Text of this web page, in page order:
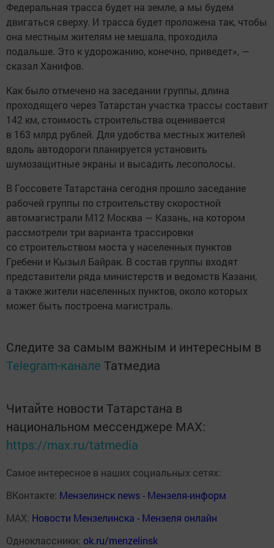
Федеральная трасса будет на земле, а мы будем
двигаться сверху. И трасса будет проложена так, чтобы
она местным жителям не мешала, проходила
подальше. Это к удорожанию, конечно, приведет», —
сказал Ханифов.
Как было отмечено на заседании группы, длина
проходящего через Татарстан участка трассы составит
142 км, стоимость строительства оценивается
в 163 млрд рублей. Для удобства местных жителей
вдоль автодороги планируется установить
шумозащитные экраны и высадить лесополосы.
В Госсовете Татарстана сегодня прошло заседание
рабочей группы по строительству скоростной
автомагистрали М12 Москва — Казань, на котором
рассмотрели три варианта трассировки
со строительством моста у населенных пунктов
Гребени и Кызыл Байрак. В состав группы входят
представители ряда министерств и ведомств Казани,
а также жители населенных пунктов, около которых
может быть построена магистраль.
Следите за самым важным и интересным в
Telegram-канале Татмедиа
Читайте новости Татарстана в
национальном мессенджере MАХ:
https://max.ru/tatmedia
Самое интересное в наших социальных сетях:
ВКонтакте: Мензелинск news - Мензеля-информ
MAX: Новости Мензелинска - Мензеля онлайн
Одноклассники: ok.ru/menzelinsk